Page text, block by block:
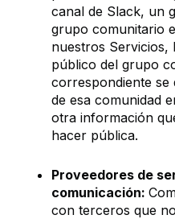
canal de Slack, un
grupo comunitario
nuestros
público del grupo
correspondiente se
de esa comunidad
otra información
hacer pública.
Proveedores de
comunicación:
con terceros que